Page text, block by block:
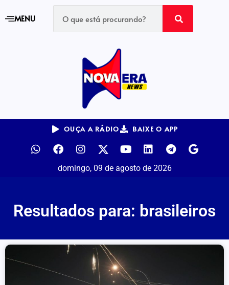
MENU
OUÇA A RÁDIO BAIXE O APP
domingo, 09 de agosto de 2026
Resultados para: brasileiros